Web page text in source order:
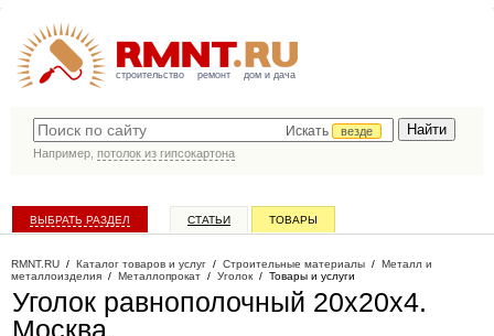
строительство ремонт дом и дача
Искать
везде
Например, потолок из гипсокартона
ВЫБРАТЬ РАЗДЕЛ СТАТЬИ ТОВАРЫ
RMNT.RU / Каталог товаров и услуг / Строительные материалы / Металл и
металлоизделия / Металлопрокат / Уголок / Товары и услуги
Уголок равнополочный 20х20х4.
Москва